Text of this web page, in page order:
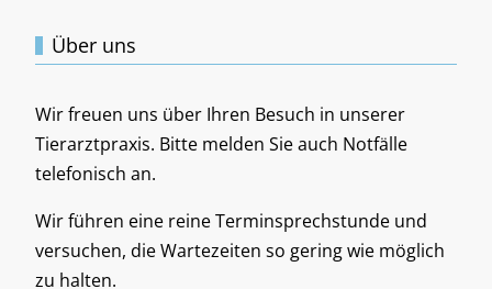
Über uns
Wir freuen uns über Ihren Besuch in unserer
Tierarztpraxis. Bitte melden Sie auch Notfälle
telefonisch an.
Wir führen eine reine Terminsprechstunde und
versuchen, die Wartezeiten so gering wie möglich
zu halten.